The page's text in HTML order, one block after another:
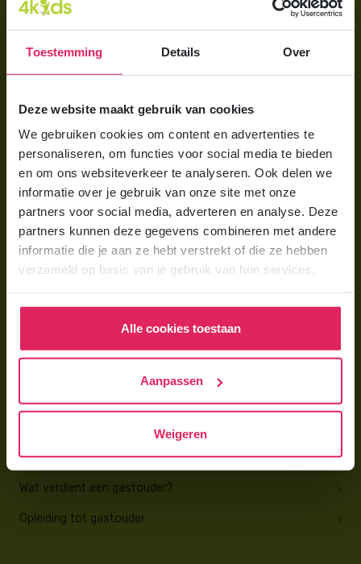
Toestemming Details Over
Deze website maakt gebruik van cookies
We gebruiken cookies om content en advertenties te
personaliseren, om functies voor social media te bieden
en om ons websiteverkeer te analyseren. Ook delen we
informatie over je gebruik van onze site met onze
partners voor social media, adverteren en analyse. Deze
partners kunnen deze gegevens combineren met andere
informatie die je aan ze hebt verstrekt of die ze hebben
verzameld op basis van je gebruik van hun services.
Alle cookies toestaan
Aanpassen
Weigeren
Aanmelden bij 4Kids
Berekening maken
Voor ouders
Wat is gastouderopvang?
Wat kost een gastouder?
Hoe vind ik een gastouder?
Gastouder worden bij 4Kids
Hoe vind ik gastkinderen?
Trainingen & cursussen
Gastouder worden
Wat verdient een gastouder?
Opleiding tot gastouder